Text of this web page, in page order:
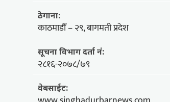
ठेगाना:
काठमाडौँ – २९, बागमती प्रदेश
सूचना विभाग दर्ता नं:
२८१६-२०७८/७९
वेबसाईट: